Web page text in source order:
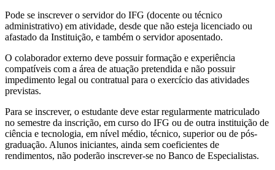
Pode se inscrever o servidor do IFG (docente ou técnico
administrativo) em atividade, desde que não esteja licenciado ou
afastado da Instituição, e também o servidor aposentado.
O colaborador externo deve possuir formação e experiência
compatíveis com a área de atuação pretendida e não possuir
impedimento legal ou contratual para o exercício das atividades
previstas.
Para se inscrever, o estudante deve estar regularmente matriculado
no semestre da inscrição, em curso do IFG ou de outra instituição de
ciência e tecnologia, em nível médio, técnico, superior ou de pós-
graduação. Alunos iniciantes, ainda sem coeficientes de
rendimentos, não poderão inscrever-se no Banco de Especialistas.